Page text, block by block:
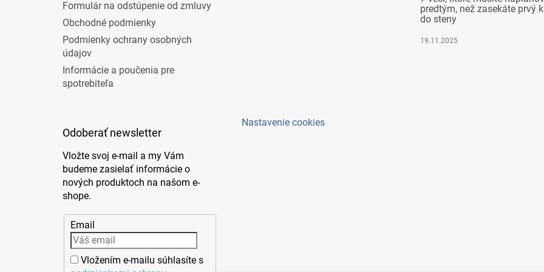
Formulár na odstúpenie od zmluvy
Obchodné podmienky
Podmienky ochrany osobných
údajov
Informácie a poučenia pre
spotrebiteľa
predtým, než zasekáte prvý
do steny
19.11.2025
Odoberať newsletter
Vložte svoj e-mail a my Vám
budeme zasielať informácie o
nových produktoch na našom e-
shope.
Email
Vložením e-mailu súhlasíte s
Nastavenie cookies